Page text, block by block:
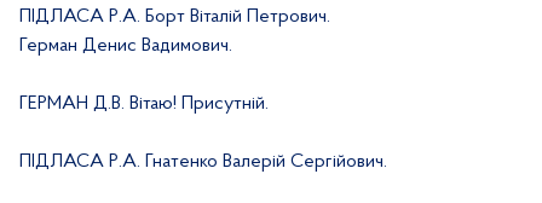
ПІДЛАСА Р.А. Борт Віталій Петрович.
Герман Денис Вадимович.
ГЕРМАН Д.В. Вітаю! Присутній.
ПІДЛАСА Р.А. Гнатенко Валерій Сергійович.